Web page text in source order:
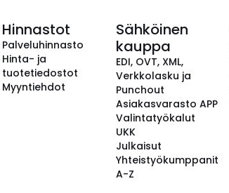
Hinnastot
Palveluhinnasto
Hinta- ja
tuotetiedostot
Myyntiehdot
Sähköinen
kauppa
EDI, OVT, XML,
Verkkolasku ja
Punchout
Asiakasvarasto APP
Valintatyökalut
UKK
Julkaisut
Yhteistyökumppanit
A-Z